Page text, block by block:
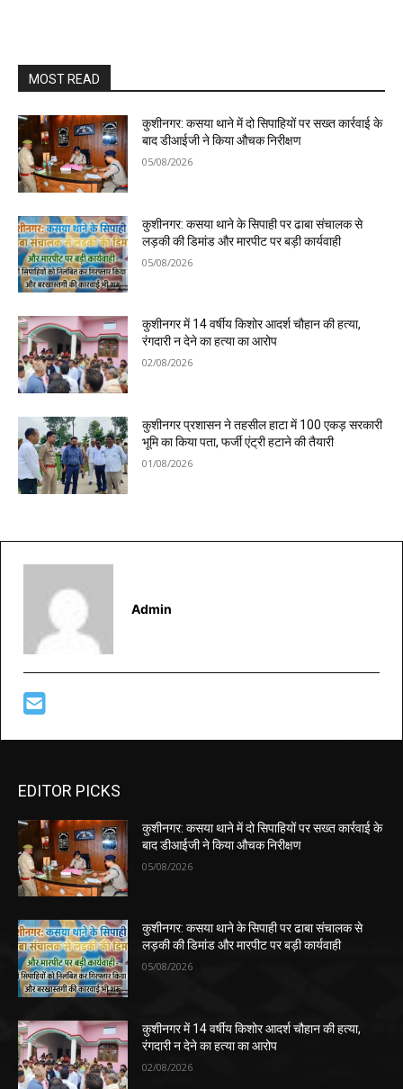
MOST READ
कुशीनगर: कसया थाने में दो सिपाहियों पर सख्त कार्रवाई के
बाद डीआईजी ने किया औचक निरीक्षण
05/08/2026
कुशीनगर: कसया थाने के सिपाही पर ढाबा संचालक से
लड़की की डिमांड और मारपीट पर बड़ी कार्यवाही
05/08/2026
कुशीनगर में 14 वर्षीय किशोर आदर्श चौहान की हत्या,
रंगदारी न देने का हत्या का आरोप
02/08/2026
कुशीनगर प्रशासन ने तहसील हाटा में 100 एकड़ सरकारी
भूमि का किया पता, फर्जी एंट्री हटाने की तैयारी
01/08/2026
Admin
EDITOR PICKS
कुशीनगर: कसया थाने में दो सिपाहियों पर सख्त कार्रवाई के
बाद डीआईजी ने किया औचक निरीक्षण
05/08/2026
कुशीनगर: कसया थाने के सिपाही पर ढाबा संचालक से
लड़की की डिमांड और मारपीट पर बड़ी कार्यवाही
05/08/2026
कुशीनगर में 14 वर्षीय किशोर आदर्श चौहान की हत्या,
रंगदारी न देने का हत्या का आरोप
02/08/2026